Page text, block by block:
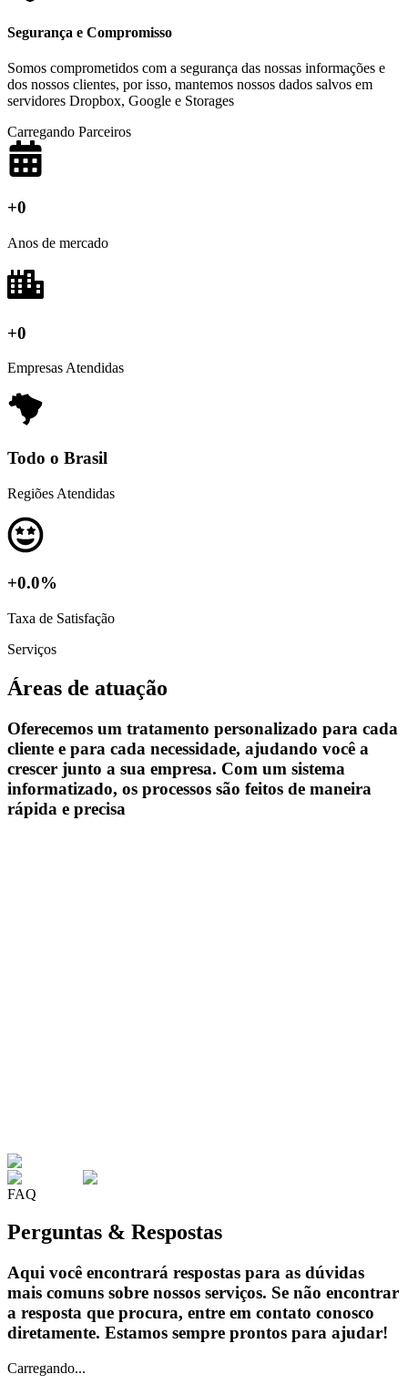
Segurança e Compromisso
Somos comprometidos com a segurança das nossas informações e
dos nossos clientes, por isso, mantemos nossos dados salvos em
servidores Dropbox, Google e Storages
Carregando Parceiros
+0
Anos de mercado
+0
Empresas Atendidas
Todo o Brasil
Regiões Atendidas
+0.0%
Taxa de Satisfação
Serviços
Áreas de atuação
Oferecemos um tratamento personalizado para cada
cliente e para cada necessidade, ajudando você a
crescer junto a sua empresa. Com um sistema
informatizado, os processos são feitos de maneira
rápida e precisa
FAQ
Perguntas & Respostas
Aqui você encontrará respostas para as dúvidas
mais comuns sobre nossos serviços. Se não encontrar
a resposta que procura, entre em contato conosco
diretamente. Estamos sempre prontos para ajudar!
Carregando...